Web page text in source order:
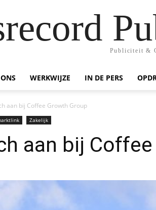
Publiciteit &
WERKWIJZE IN DE PERS
aan bij Coffee Growth Group
Zakelijk
aan bij